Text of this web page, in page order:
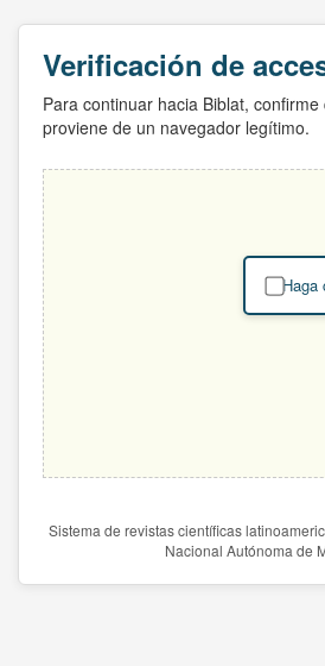
Verificación de
Para continuar hacia Biblat, confirme
proviene de un navegador legítimo.
Haga
Sistema de revistas científicas
Nacional Autónoma de